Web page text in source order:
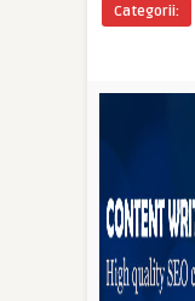
Categorii: